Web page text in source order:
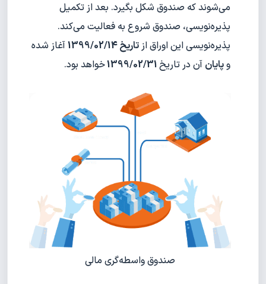
می‌شوند که صندوق شکل بگیرد. بعد از تکمیل
پذیره‌نویسی، صندوق شروع به فعالیت می‌کند.
پذیره‌نویسی این اوراق ازتاریخ 1399/02/14
آغاز شده
وپایان آن در تاریخ خواهد بود.
صندوق واسطه‌گری مالی